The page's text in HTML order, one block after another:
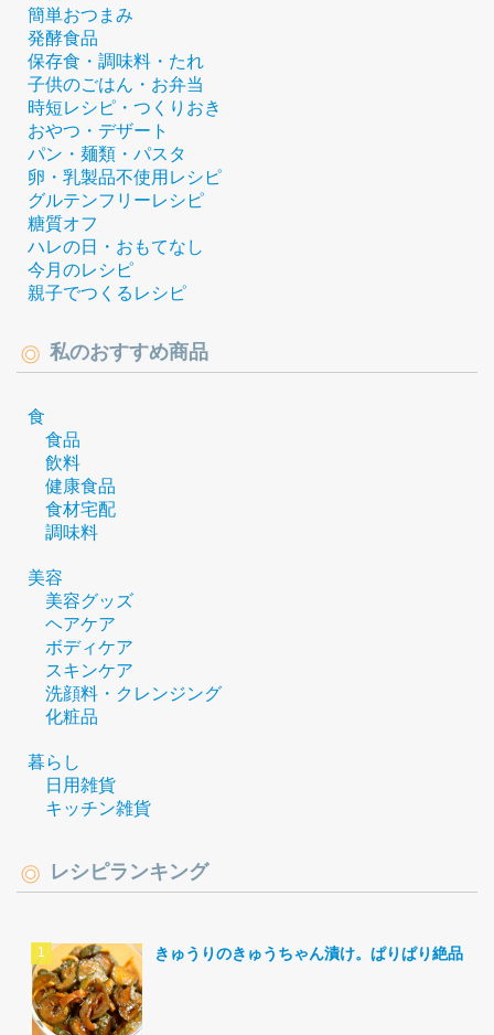
簡単おつまみ
発酵食品
保存食・調味料・たれ
子供のごはん・お弁当
時短レシピ・つくりおき
おやつ・デザート
パン・麺類・パスタ
卵・乳製品不使用レシピ
グルテンフリーレシピ
糖質オフ
ハレの日・おもてなし
今月のレシピ
親子でつくるレシピ
私のおすすめ商品
食
食品
飲料
健康食品
食材宅配
調味料
美容
美容グッズ
ヘアケア
ボディケア
スキンケア
洗顔料・クレンジング
化粧品
暮らし
日用雑貨
キッチン雑貨
レシピランキング
きゅうりのきゅうちゃん漬け。ぱりぱり絶品。